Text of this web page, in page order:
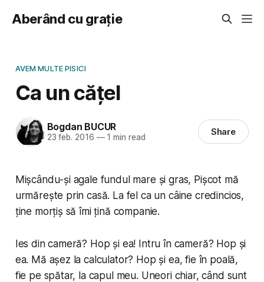
Aberând cu grație
AVEM MULTE PISICI
Ca un cățel
Bogdan BUCUR
23 feb. 2016 —1 min read Share
Mișcându-și agale fundul mare și gras, Pișcot mă
urmărește prin casă. La fel ca un câine credincios,
ține morțiș să îmi țină companie.
Ies din cameră? Hop și ea! Intru în cameră? Hop și
ea. Mă așez la calculator? Hop și ea, fie în poală,
fie pe spătar, la capul meu. Uneori chiar, când sunt